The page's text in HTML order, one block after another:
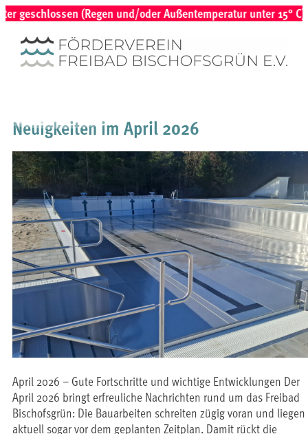
(Regen und/oder Außentemperatur unter 15° C) |
Neuigkeiten im April 2026
April 2026 – Gute Fortschritte und wichtige Entwicklungen Der
April 2026 bringt erfreuliche Nachrichten rund um das Freibad
Bischofsgrün: Die Bauarbeiten schreiten zügig voran und liegen
aktuell sogar vor dem geplanten Zeitplan. Damit rückt die